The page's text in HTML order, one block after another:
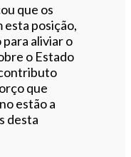
que os
esta posição,
aliviar o
o Estado
que
estão a
desta